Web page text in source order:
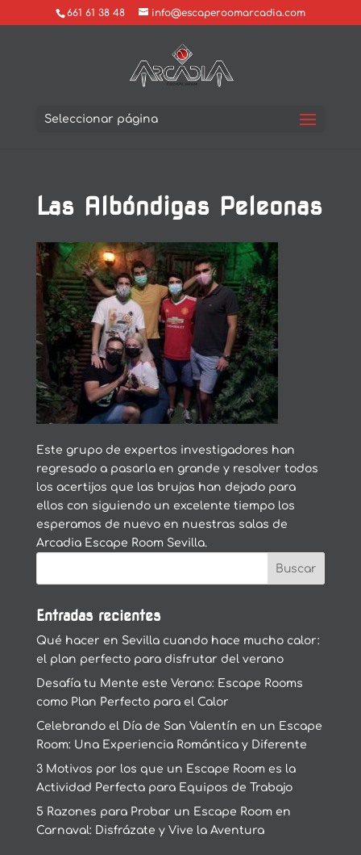
661 61 38 48 info@escaperoomarcadia.com
Seleccionar página
Las Albóndigas Peleonas
Este grupo de expertos investigadores han
regresado a pasarla en grande y resolver todos
los acertijos que las brujas han dejado para
ellos con siguiendo un excelente tiempo los
esperamos de nuevo en nuestras salas de
Arcadia Escape Room Sevilla.
Entradas recientes
Qué hacer en Sevilla cuando hace mucho calor:
el plan perfecto para disfrutar del verano
Desafía tu Mente este Verano: Escape Rooms
como Plan Perfecto para el Calor
Celebrando el Día de San Valentín en un Escape
Room: Una Experiencia Romántica y Diferente
3 Motivos por los que un Escape Room es la
Actividad Perfecta para Equipos de Trabajo
5 Razones para Probar un Escape Room en
Carnaval: Disfrázate y Vive la Aventura